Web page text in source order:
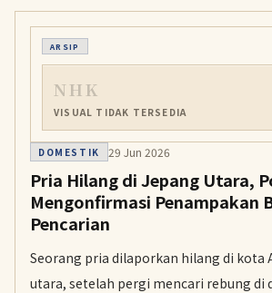
bebek itu ke saluran irigasi terdekat.
ARSIP
NHK
VISUAL TIDAK TERSEDIA
DOMESTIK 29 Jun 2026
Pria Hilang di Jepang Utara,
Mengonfirmasi Penampakan
Pencarian
Seorang pria dilaporkan hilang di kota
utara, setelah pergi mencari rebung di